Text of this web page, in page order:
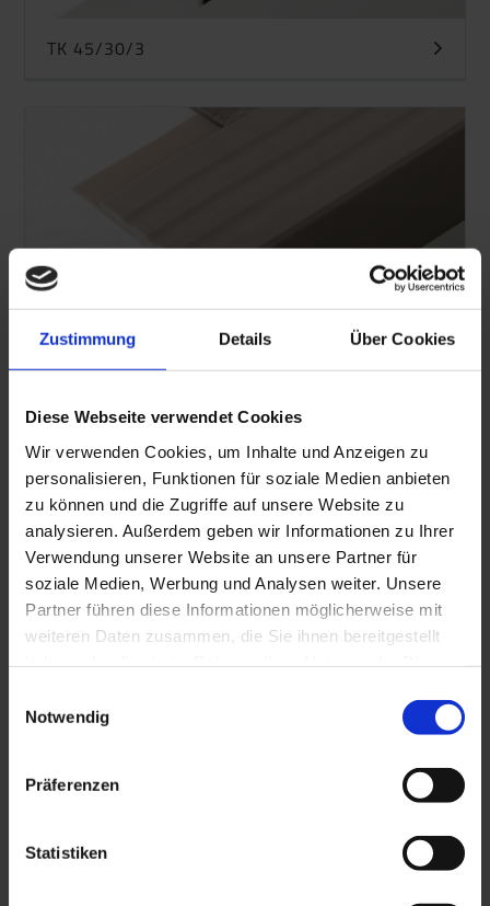
Zustimmung Details Über Cookies
Diese Webseite verwendet Cookies
Wir verwenden Cookies, um Inhalte und Anzeigen zu
personalisieren, Funktionen für soziale Medien anbieten
zu können und die Zugriffe auf unsere Website zu
analysieren. Außerdem geben wir Informationen zu Ihrer
Verwendung unserer Website an unsere Partner für
soziale Medien, Werbung und Analysen weiter. Unsere
Partner führen diese Informationen möglicherweise mit
weiteren Daten zusammen, die Sie ihnen bereitgestellt
Cookies, wenn Sie unsere Webseite weiterhin nutzen.
Notwendig
Präferenzen
Statistiken
TK 45/30/3
TK 45/42/3